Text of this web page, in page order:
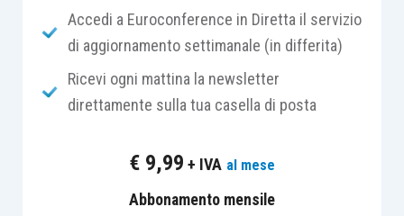
TRIBUTARI SU FISCOPRATICO…
Accedi a Euroconference in Diretta il servizio
di aggiornamento settimanale (in differita)
Ricevi ogni mattina la newsletter
direttamente sulla tua casella di posta
€ 9,99 + IVA al mese
Abbonamento mensile